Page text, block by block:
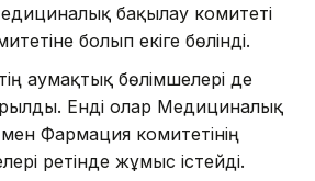
бақылау комитеті
болып екіге бөлінді.
аумақтық бөлімшелері де
Енді олар Медициналық
Фармация комитетінің
ретінде жұмыс істейді.